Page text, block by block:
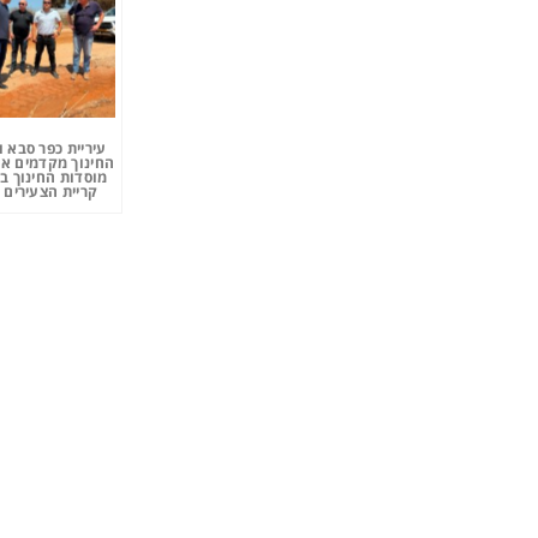
עיריית כפר
החינוך מקדמים
מוסדות החינוך
קריית